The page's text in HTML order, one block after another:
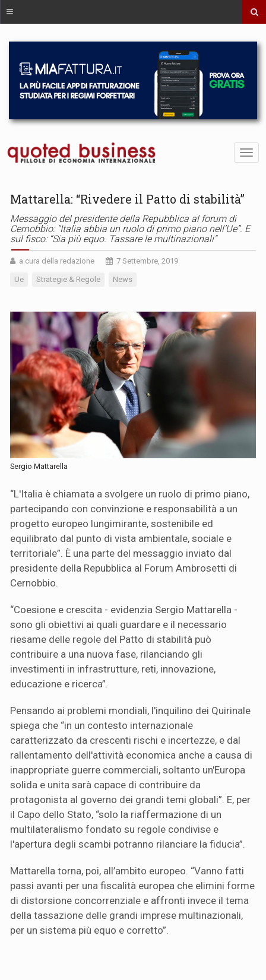
Mattarella: “Rivedere il Patto di stabilità”
Messaggio del presidente della Repubblica al forum di
Cernobbio: "Italia abbia un ruolo di primo piano nell’Ue”. E
sul fisco: “Sia più equo. Tassare le multinazionali"
a cura della redazione 7 Settembre, 2019
Ue Strategie & Regole News
Sergio Mattarella
“L'Italia è chiamata a svolgere un ruolo di primo piano,
partecipando con convinzione e responsabilità a un
progetto europeo lungimirante, sostenibile ed
equilibrato dal punto di vista ambientale, sociale e
territoriale”. È una parte del messaggio inviato dal
presidente della Repubblica al Forum Ambrosetti di
Cernobbio.
“Coesione e crescita - evidenzia Sergio Mattarella -
sono gli obiettivi ai quali guardare e il necessario
riesame delle regole del Patto di stabilità può
contribuire a una nuova fase, rilanciando gli
investimenti in infrastrutture, reti, innovazione,
educazione e ricerca”.
Pensando ai problemi mondiali, l'inquilino dei Quirinale
spiega che “in un contesto internazionale
caratterizzato da crescenti rischi e incertezze, e dal
rallentamento dell'attività economica anche a causa di
inappropriate guerre commerciali, soltanto un'Europa
solida e unita sarà capace di contribuire da
protagonista al governo dei grandi temi globali”. E, per
il Capo dello Stato, “solo la riaffermazione di un
multilateralismo fondato su regole condivise e
l'apertura degli scambi potranno rilanciare la fiducia”.
Mattarella torna, poi, all’ambito europeo. “Vanno fatti
passi avanti per una fiscalità europea che elimini forme
di distorsione concorrenziale e affronti invece il tema
della tassazione delle grandi imprese multinazionali,
per un sistema più equo e corretto”.